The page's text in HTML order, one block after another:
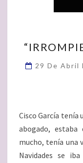
29 De Abril
Cisco García tenía
abogado, estaba
mucho, tenía una
Navidades se